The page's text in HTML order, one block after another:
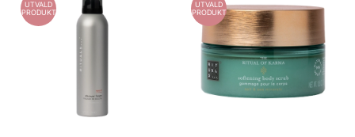
UTVALD
PRODUKT
UTVALD
PRODUKT